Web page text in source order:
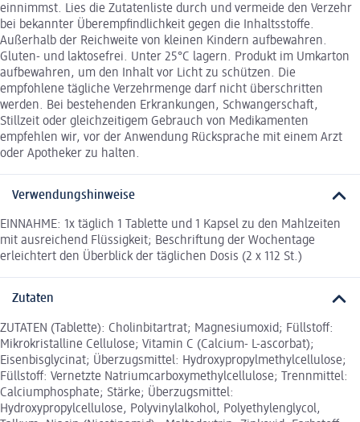
einnimmst. Lies die Zutatenliste durch und vermeide den Verzehr
bei bekannter Überempfindlichkeit gegen die Inhaltsstoffe.
Außerhalb der Reichweite von kleinen Kindern aufbewahren.
Gluten- und laktosefrei. Unter 25°C lagern. Produkt im Umkarton
aufbewahren, um den Inhalt vor Licht zu schützen. Die
empfohlene tägliche Verzehrmenge darf nicht überschritten
werden. Bei bestehenden Erkrankungen, Schwangerschaft,
Stillzeit oder gleichzeitigem Gebrauch von Medikamenten
empfehlen wir, vor der Anwendung Rücksprache mit einem Arzt
oder Apotheker zu halten.
Verwendungshinweise
EINNAHME: 1x täglich 1 Tablette und 1 Kapsel zu den Mahlzeiten
mit ausreichend Flüssigkeit; Beschriftung der Wochentage
erleichtert den Überblick der täglichen Dosis (2 x 112 St.)
Zutaten
ZUTATEN (Tablette): Cholinbitartrat; Magnesiumoxid; Füllstoff:
Mikrokristalline Cellulose; Vitamin C (Calcium- L-ascorbat);
Eisenbisglycinat; Überzugsmittel: Hydroxypropylmethylcellulose;
Füllstoff: Vernetzte Natriumcarboxymethylcellulose; Trennmittel:
Calciumphosphate; Stärke; Überzugsmittel:
Hydroxypropylcellulose, Polyvinylalkohol, Polyethylenglycol,